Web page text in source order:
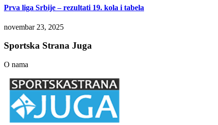
Prva liga Srbije – rezultati 19. kola i tabela
novembar 23, 2025
Sportska Strana Juga
O nama